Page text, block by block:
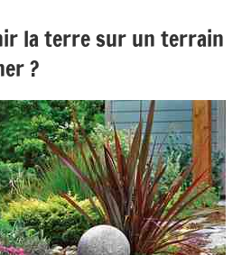
la terre sur un terrain
?